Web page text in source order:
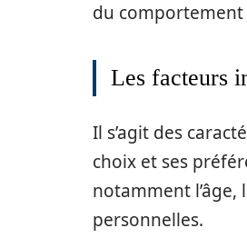
du
Les facteurs
Il s’agit des
choix et ses
notamment l’âge,
personnelles.